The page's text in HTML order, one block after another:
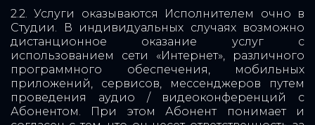
2.2. Услуги оказываются Исполнителем очно в
Студии. В индивидуальных случаях возможно
дистанционное оказание услуг с
использованием сети «Интернет», различного
программного обеспечения, мобильных
приложений, сервисов, мессенджеров путем
проведения аудио / видеоконференций с
Абонентом. При этом Абонент понимает и